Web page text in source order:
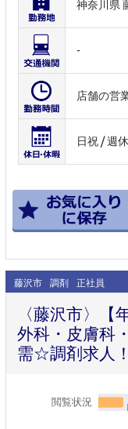
神奈川県
-
店舗の営
日祝 / 週
藤沢市 調剤 正社員
〈藤沢市〉【
外科・皮膚科
需☆調剤求人！
閲覧状況